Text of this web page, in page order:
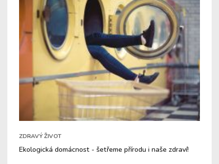
ZDRAVÝ ŽIVOT
Ekologická domácnost - šetřeme přírodu i naše zdraví!